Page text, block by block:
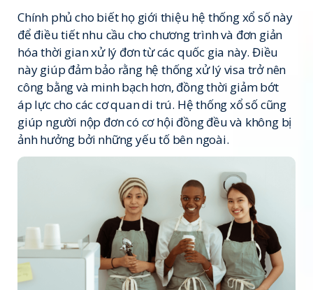
Chính phủ cho biết họ giới thiệu hệ thống xổ số này
để điều tiết nhu cầu cho chương trình và đơn giản
hóa thời gian xử lý đơn từ các quốc gia này. Điều
này giúp đảm bảo rằng hệ thống xử lý visa trở nên
công bằng và minh bạch hơn, đồng thời giảm bớt
áp lực cho các cơ quan di trú. Hệ thống xổ số cũng
giúp người nộp đơn có cơ hội đồng đều và không bị
ảnh hưởng bởi những yếu tố bên ngoài.